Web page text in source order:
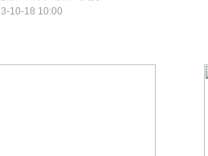
10-18 10:00